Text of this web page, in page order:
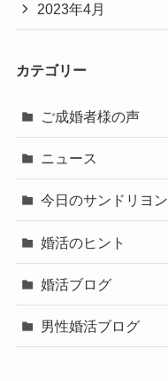
2023年4月
カテゴリー
ご成婚者様の声
ニュース
今日のサンドリヨン
婚活のヒント
婚活ブログ
男性婚活ブログ